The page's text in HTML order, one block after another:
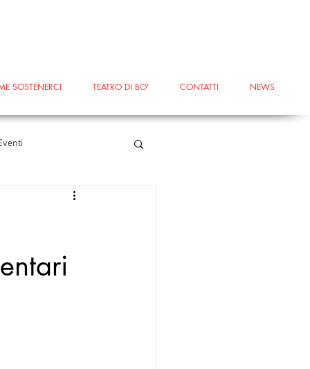
SOSTENERCI TEATRO DI BO' CONTATTI NEWS
#Terricciola
#voucheraziendali